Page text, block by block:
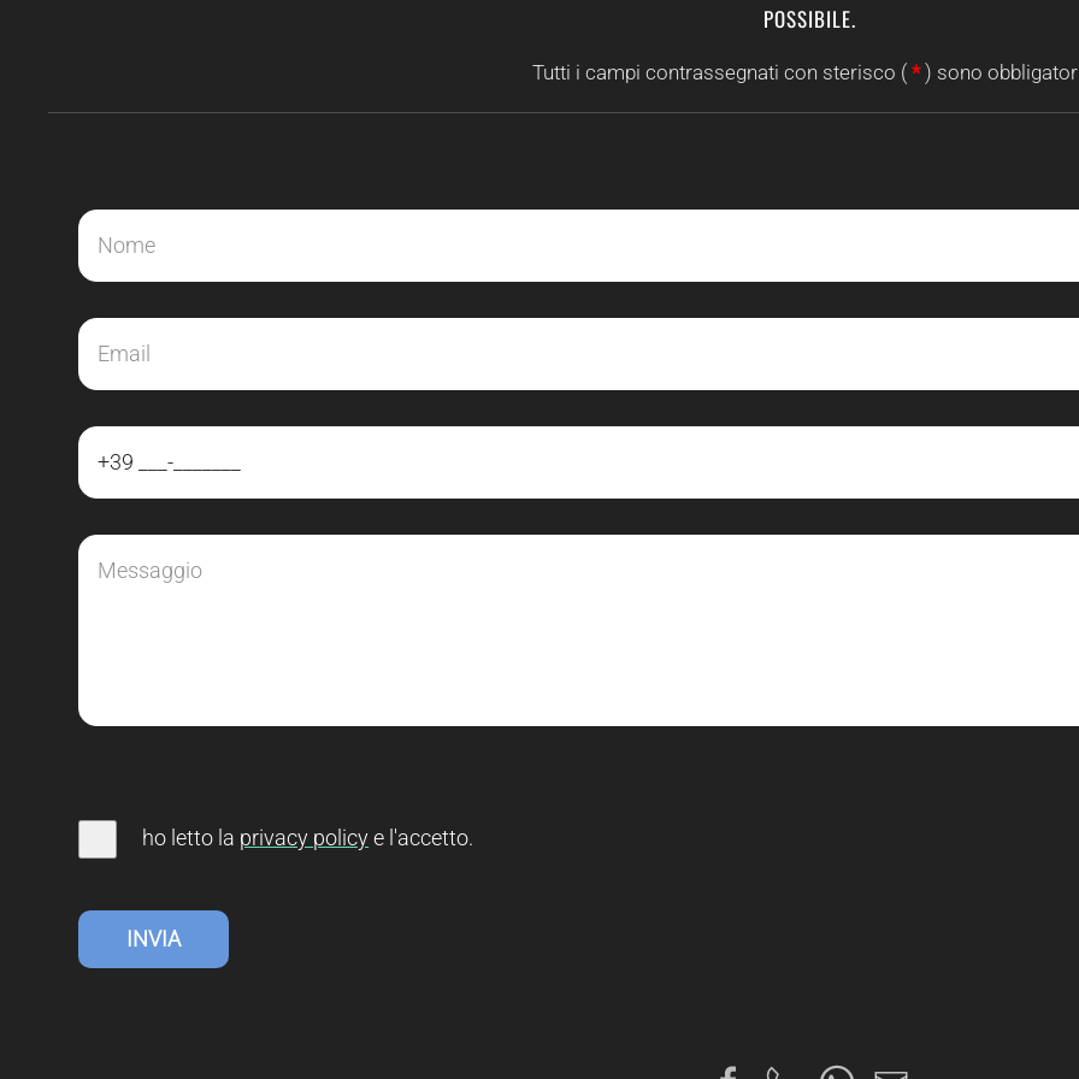
POSSIBILE.
Tutti i campi contrassegnati con sterisco ( *) sono
ho letto la privacy policye l'accetto.
INVIA